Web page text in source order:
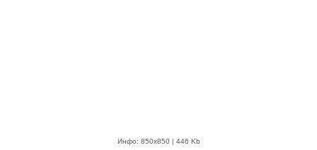
Инфо: 850х850 | 446 Kb